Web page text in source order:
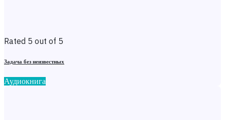
Rated 5 out of 5
Задача без неизвестных
Аудиокнига